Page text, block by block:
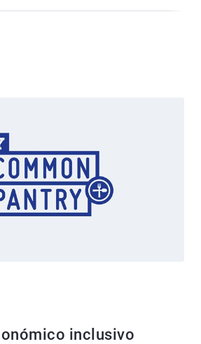
cards. Use the previous and next
inclusivo